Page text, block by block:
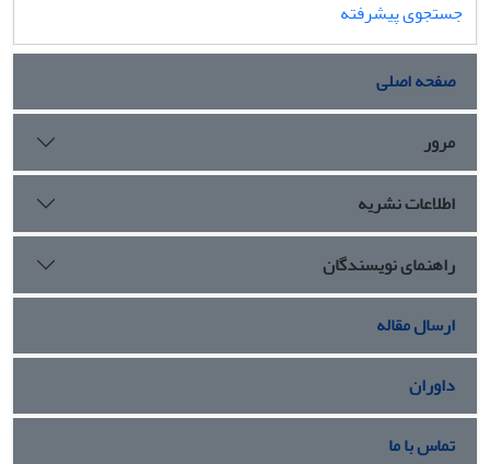
جستجوی پیشرفته
صفحه اصلی
مرور
اطلاعات نشریه
راهنمای نویسندگان
ارسال مقاله
داوران
تماس با ما